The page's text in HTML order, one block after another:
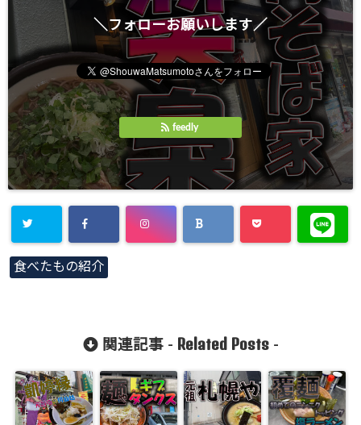
＼フォローお願いします／
feedly
食べたもの紹介
関連記事 - Related Posts-